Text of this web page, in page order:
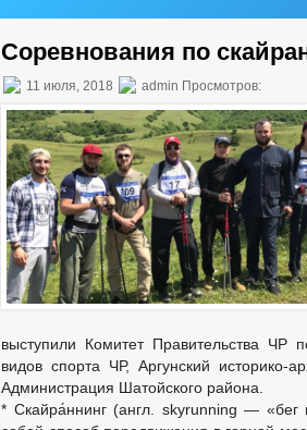
Соревнования по
11 июля, 2018 admin Просмотров:
выступили Комитет Правительства ЧР
видов спорта ЧР, Аргунский историко-
Администрация Шатойского района.
* Скайра́ннинг (англ. skyrunning — «бег